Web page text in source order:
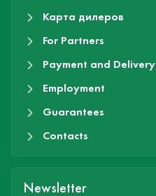
Карта дилеров
For Partners
Payment and Delivery
Employment
Guarantees
Contacts
Newsletter